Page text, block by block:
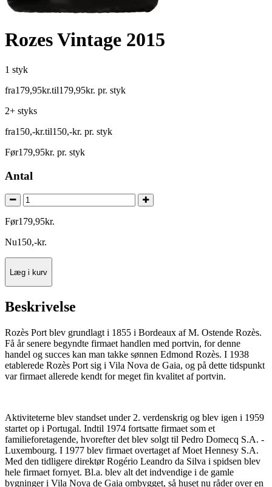
Rozes Vintage 2015
1 styk
fra179,95kr.til179,95kr. pr. styk
2+ styks
fra150,-kr.til150,-kr. pr. styk
Før179,95kr. pr. styk
Antal
Før179,95kr.
Nu150,-kr.
Læg i kurv
Beskrivelse
Rozès Port blev grundlagt i 1855 i Bordeaux af M. Ostende Rozès.
Få år senere begyndte firmaet handlen med portvin, for denne
handel og succes kan man takke sønnen Edmond Rozès. I 1938
etablerede Rozès Port sig i Vila Nova de Gaia, og på dette tidspunkt
var firmaet allerede kendt for meget fin kvalitet af portvin.
Aktiviteterne blev standset under 2. verdenskrig og blev igen i 1959
startet op i Portugal. Indtil 1974 fortsatte firmaet som et
familieforetagende, hvorefter det blev solgt til Pedro Domecq S.A. -
Luxembourg. I 1977 blev firmaet overtaget af Moet Hennesy S.A.
Med den tidligere direktør Rogério Leandro da Silva i spidsen blev
hele firmaet fornyet. Bl.a. blev alt det indvendige i de gamle
bygninger i Vila Nova de Gaia ombygget, så huset nu råder over en